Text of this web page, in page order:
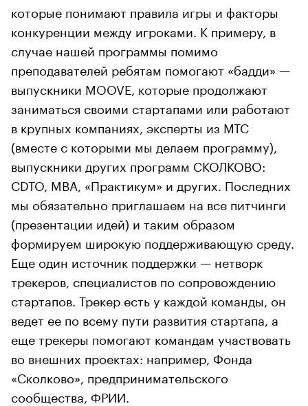
которые понимают правила игры и факторы
конкуренции между игроками. К примеру, в
случае нашей программы помимо
преподавателей ребятам помогают «бадди» —
выпускники MOOVE, которые продолжают
заниматься своими стартапами или работают
в крупных компаниях, эксперты из МТС
(вместе с которыми мы делаем программу),
выпускники других программ СКОЛКОВО:
CDTO, MBA, «Практикум» и других. Последних
мы обязательно приглашаем на все питчинги
(презентации идей) и таким образом
формируем широкую поддерживающую среду.
Еще один источник поддержки — нетворк
трекеров, специалистов по сопровождению
стартапов. Трекер есть у каждой команды, он
ведет ее по всему пути развития стартапа, а
еще трекеры помогают командам участвовать
во внешних проектах: например, Фонда
«Сколково», предпринимательского
сообщества, ФРИИ.